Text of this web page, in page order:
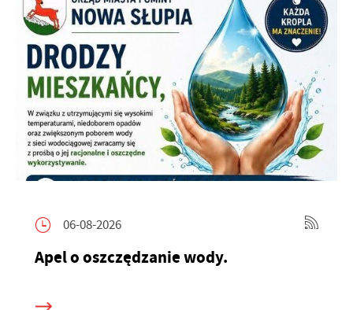
06-08-2026
Apel o oszczędzanie wody.